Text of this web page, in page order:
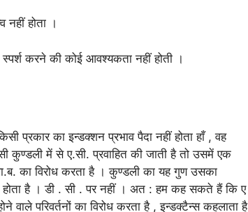
नहीं होता ।
करने की कोई आवश्यकता नहीं होती ।
प्रकार का इन्डक्शन प्रभाव पैदा नहीं होता हाँ , वह
कुण्डली में से ए.सी. प्रवाहित की जाती है तो उसमें एक
का विरोध करता है । कुण्डली का यह गुण उसका
होता है । डी . सी . पर नहीं । अत : हम कह सकते हैं कि ए
वाले परिवर्तनों का विरोध करता है , इन्डक्टैन्स कहलाता है